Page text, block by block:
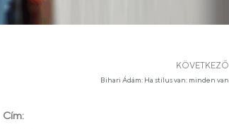
KÖVETKEZŐ
Bihari Ádám: Ha stílus van: minden van
Cím: